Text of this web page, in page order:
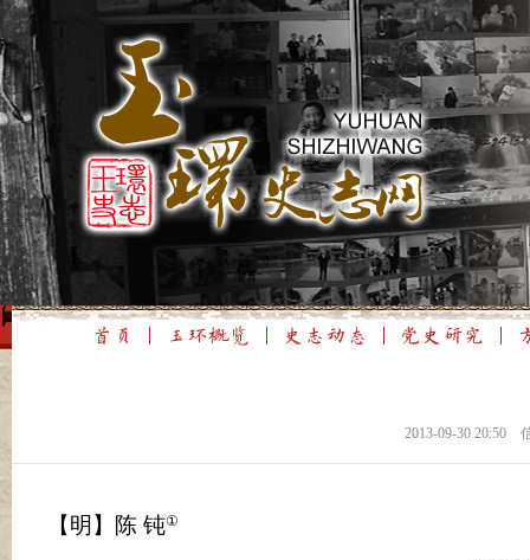
2013-09-30 20:50
【明】陈 钝①